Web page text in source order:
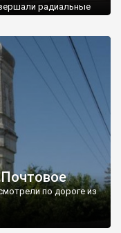
радиальные
по дороге из